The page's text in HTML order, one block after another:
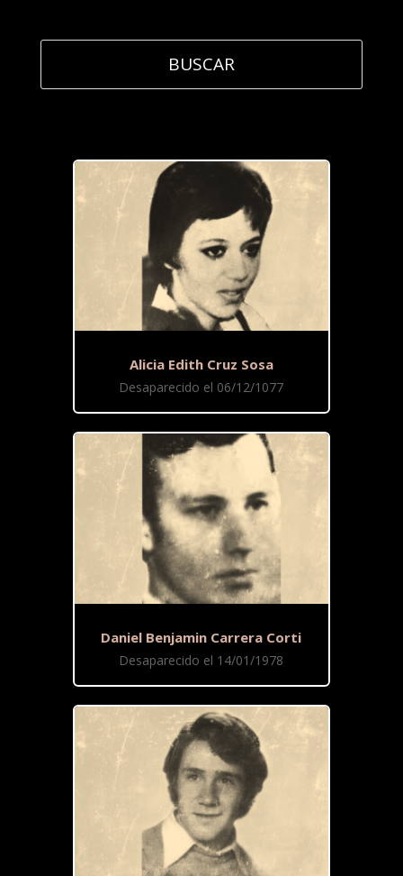
Alicia Edith Cruz Sosa
Desaparecido el 06/12/1077
Daniel Benjamin Carrera Corti
Desaparecido el 14/01/1978